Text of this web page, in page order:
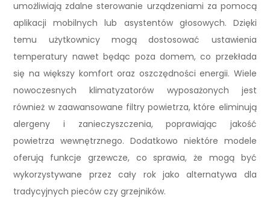
umożliwiają zdalne sterowanie urządzeniami za pomocą
aplikacji mobilnych lub asystentów głosowych. Dzięki
temu użytkownicy mogą dostosować ustawienia
temperatury nawet będąc poza domem, co przekłada
się na większy komfort oraz oszczędności energii. Wiele
nowoczesnych klimatyzatorów wyposażonych jest
również w zaawansowane filtry powietrza, które eliminują
alergeny i zanieczyszczenia, poprawiając jakość
powietrza wewnętrznego. Dodatkowo niektóre modele
oferują funkcje grzewcze, co sprawia, że mogą być
wykorzystywane przez cały rok jako alternatywa dla
tradycyjnych pieców czy grzejników.